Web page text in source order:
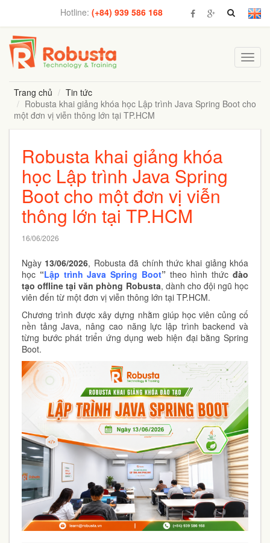
Hotline: (+84) 939 586 168
Trang chủ
Tin tức
Robusta khai giảng khóa học Lập trình Java Spring Boot cho
một đơn vị viễn thông lớn tại TP.HCM
Robusta khai giảng khóa
học Lập trình Java Spring
Boot cho một đơn vị viễn
thông lớn tại TP.HCM
16/06/2026
Ngày 13/06/2026, Robusta đã chính thức khai giảng khóa
học “Lập trình Java Spring Boot”theo hình thứcđào
tạo offline tại văn phòng Robusta, dành cho đội ngũ học
viên đến từ một đơn vị viễn thông lớn tại TP.HCM.
Chương trình được xây dựng nhằm giúp học viên củng cố
nền tảng Java, nâng cao năng lực lập trình backend và
từng bước phát triển ứng dụng web hiện đại bằng Spring
Boot.